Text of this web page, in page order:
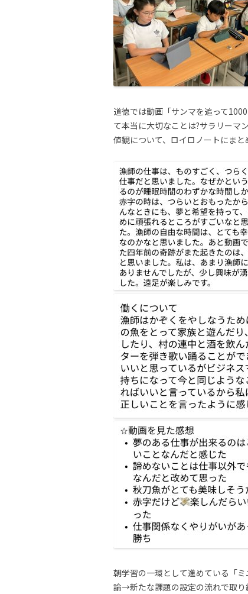
道徳では動画「サンマを追って
て本当に大切なことは?サラリーマ
値観について、ロイロノートにまと
朝学習の一環として進めている「
論→新たな課題の設定の流れで取り